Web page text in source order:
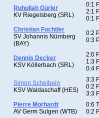
Ruhullah Gürler
KV Riegelsberg (SRL)
0:1
2:1
0:1
Christian Fochtler
SV Johannis Nürnberg
(BAY)
0:2
0:3
Dennis Decker
KSV Köllerbach (SRL)
2:0
1:3
0:4
Simon Scheibein
KSV Waldaschaff (HES)
3:3
0:2
3:3
Pierre Morhardt
AV Germ Sulgen (WTB)
0:6
0:2